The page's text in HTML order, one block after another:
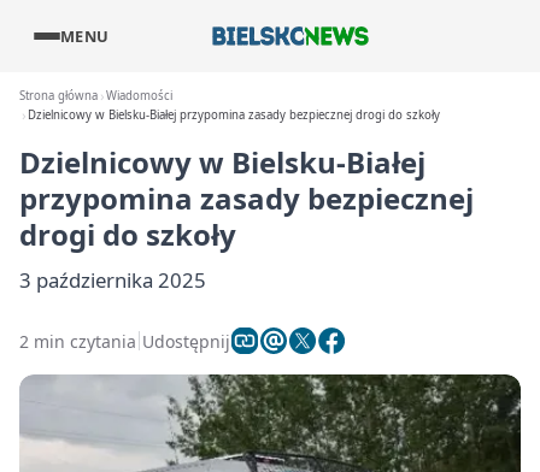
MENU
Strona główna Wiadomości
Dzielnicowy w Bielsku-Białej przypomina zasady bezpiecznej drogi do szkoły
Dzielnicowy w Bielsku-Białej
przypomina zasady bezpiecznej
drogi do szkoły
3 października 2025
2 min czytania Udostępnij